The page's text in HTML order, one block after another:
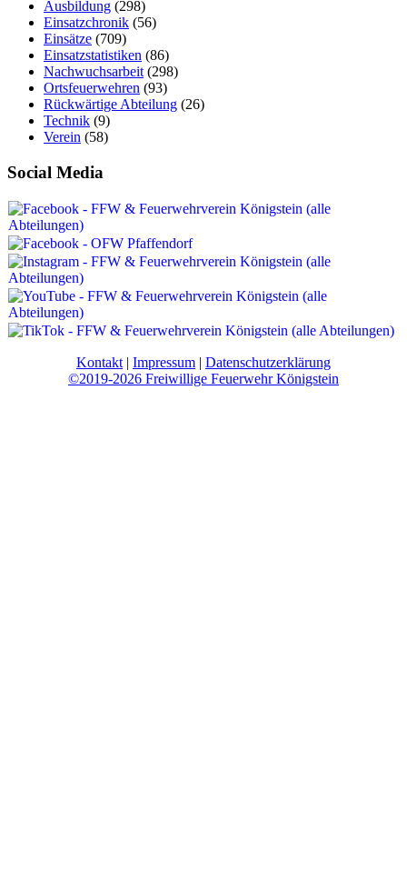
Ausbildung (298)
Einsatzchronik (56)
Einsätze (709)
Einsatzstatistiken (86)
Nachwuchsarbeit (298)
Ortsfeuerwehren (93)
Rückwärtige Abteilung (26)
Technik (9)
Verein (58)
Social Media
Kontakt| Impressum | Datenschutzerklärung
©2019-2026 Freiwillige Feuerwehr Königstein